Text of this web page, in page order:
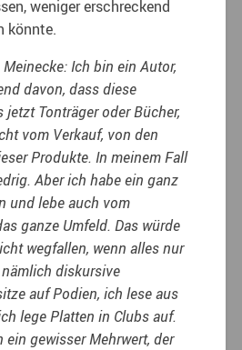
weniger erschreckend
könnte.
Meinecke: Ich bin ein Autor,
davon, dass diese
jetzt Tonträger oder Bücher,
vom Verkauf, von den
Produkte. In meinem Fall
Aber ich habe ein ganz
und lebe auch vom
ganze Umfeld. Das würde
wegfallen, wenn alles nur
diskursive
auf Podien, ich lese aus
lege Platten in Clubs auf.
ein gewisser Mehrwert, der